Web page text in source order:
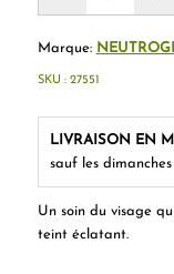
Un soin du visage
teint éclatant.
Marque:
LIVRAISON EN
sauf les
SKU : 27551